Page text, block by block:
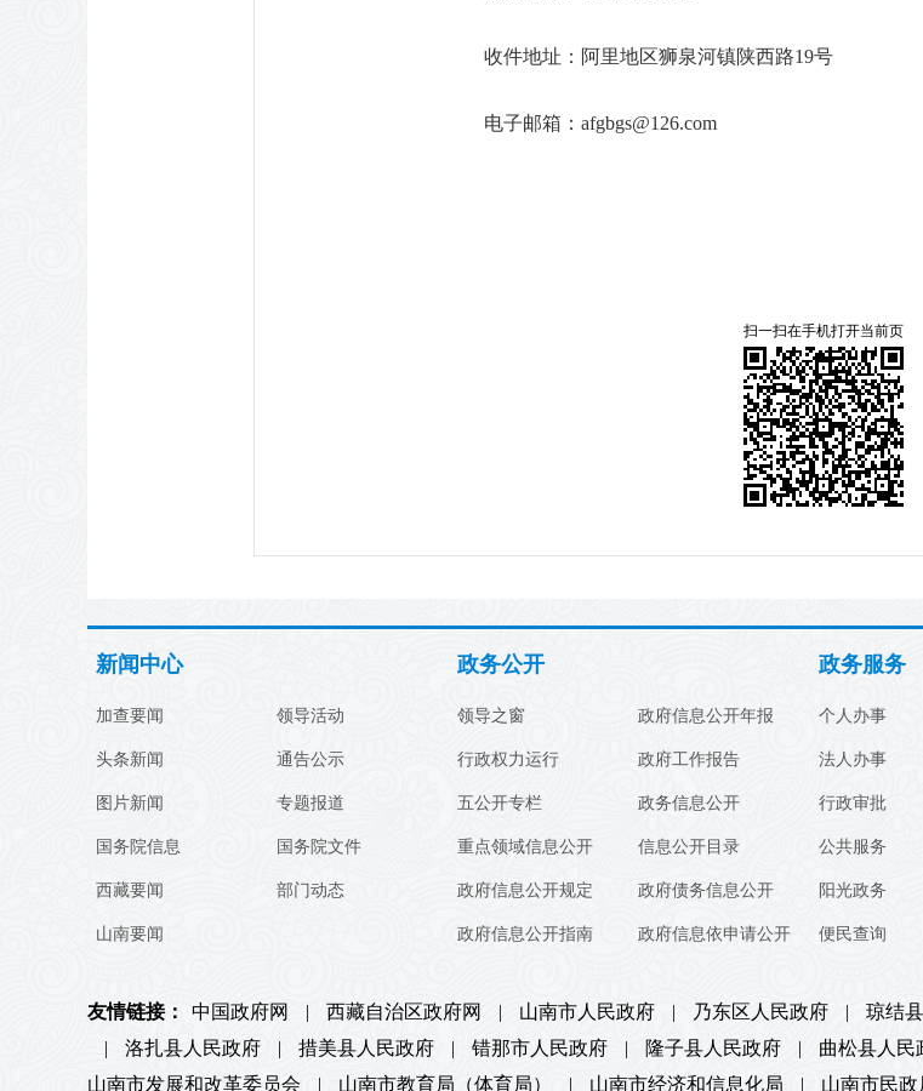
收件地址：阿里地区狮泉河镇陕西路19号
电子邮箱：afgbgs@126.com
扫一扫在手机打开当前页
新闻中心
加查要闻
头条新闻
图片新闻
国务院信息
西藏要闻
山南要闻
领导活动
通告公示
专题报道
国务院文件
部门动态
政务公开
领导之窗
行政权力运行
五公开专栏
重点领域信息公开
政府信息公开规定
政府信息公开指南
政府信息公开年报
政府工作报告
政务信息公开
信息公开目录
政府债务信息公开
政府信息依申请公开
政务服务
个人办事
法人办事
行政审批
公共服务
阳光政务
便民查询
友情链接： 中国政府网 | 西藏自治区政府网 | 山南市人民政府 | 乃东区人民政府 | 琼结
|
洛扎县人民政府 | 措美县人民政府 | 错那市人民政府 | 隆子县人民政府 | 曲松县人民
山南市发展和改革委员会
| 山南市教育局（体育局） | 山南市经济和信息化局 | 山南市民政